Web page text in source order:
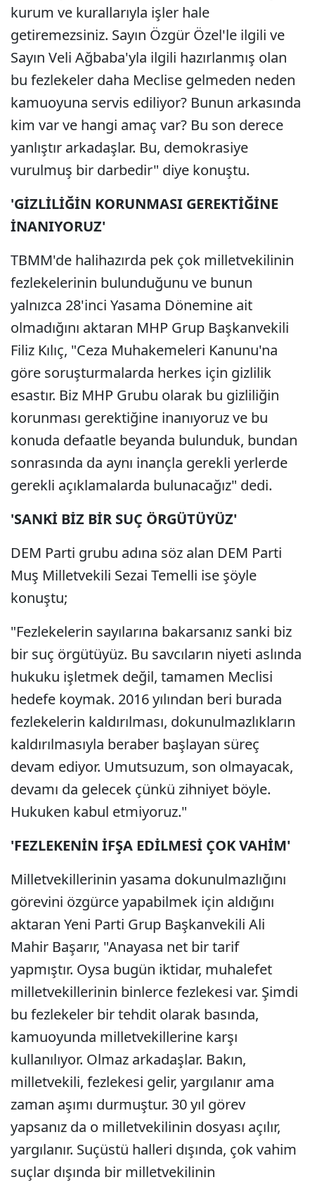
kurum ve kurallarıyla işler hale
getiremezsiniz. Sayın Özgür Özel'le ilgili ve
Sayın Veli Ağbaba'yla ilgili hazırlanmış olan
bu fezlekeler daha Meclise gelmeden neden
kamuoyuna servis ediliyor? Bunun arkasında
kim var ve hangi amaç var? Bu son derece
yanlıştır arkadaşlar. Bu, demokrasiye
vurulmuş bir darbedir" diye konuştu.
'GİZLİLİĞİN KORUNMASI GEREKTİĞİNE
İNANIYORUZ'
TBMM'de halihazırda pek çok milletvekilinin
fezlekelerinin bulunduğunu ve bunun
yalnızca 28'inci Yasama Dönemine ait
olmadığını aktaran MHP Grup Başkanvekili
Filiz Kılıç, "Ceza Muhakemeleri Kanunu'na
göre soruşturmalarda herkes için gizlilik
esastır. Biz MHP Grubu olarak bu gizliliğin
korunması gerektiğine inanıyoruz ve bu
konuda defaatle beyanda bulunduk, bundan
sonrasında da aynı inançla gerekli yerlerde
gerekli açıklamalarda bulunacağız" dedi.
'SANKİ BİZ BİR SUÇ ÖRGÜTÜYÜZ'
DEM Parti grubu adına söz alan DEM Parti
Muş Milletvekili Sezai Temelli ise şöyle
konuştu;
"Fezlekelerin sayılarına bakarsanız sanki biz
bir suç örgütüyüz. Bu savcıların niyeti aslında
hukuku işletmek değil, tamamen Meclisi
hedefe koymak. 2016 yılından beri burada
fezlekelerin kaldırılması, dokunulmazlıkların
kaldırılmasıyla beraber başlayan süreç
devam ediyor. Umutsuzum, son olmayacak,
devamı da gelecek çünkü zihniyet böyle.
Hukuken kabul etmiyoruz."
'FEZLEKENİN İFŞA EDİLMESİ ÇOK VAHİM'
Milletvekillerinin yasama dokunulmazlığını
görevini özgürce yapabilmek için aldığını
aktaran Yeni Parti Grup Başkanvekili Ali
Mahir Başarır, "Anayasa net bir tarif
yapmıştır. Oysa bugün iktidar, muhalefet
milletvekillerinin binlerce fezlekesi var. Şimdi
bu fezlekeler bir tehdit olarak basında,
kamuoyunda milletvekillerine karşı
kullanılıyor. Olmaz arkadaşlar. Bakın,
milletvekili, fezlekesi gelir, yargılanır ama
zaman aşımı durmuştur. 30 yıl görev
yapsanız da o milletvekilinin dosyası açılır,
yargılanır. Suçüstü halleri dışında, çok vahim
suçlar dışında bir milletvekilinin